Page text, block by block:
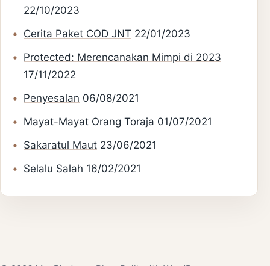
22/10/2023
Cerita Paket COD JNT 22/01/2023
Protected: Merencanakan Mimpi di 2023
17/11/2022
Penyesalan 06/08/2021
Mayat-Mayat Orang Toraja 01/07/2021
Sakaratul Maut 23/06/2021
Selalu Salah 16/02/2021